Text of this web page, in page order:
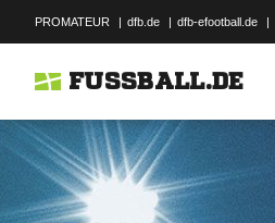
PROMATEUR | dfb.de | dfb-efootball.de |
FUSSBALL.DE